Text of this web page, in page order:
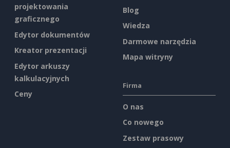
projektowania
graficznego
Edytor dokumentów
Kreator prezentacji
Edytor arkuszy
kalkulacyjnych
Ceny
Blog
Wiedza
Darmowe narzędzia
Mapa witryny
Firma
O nas
Co nowego
Zestaw prasowy